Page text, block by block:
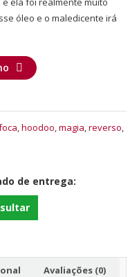
óleo e o maledicente irá
,hoodoo,magia,reverso,
de entrega:
Avaliações (0)